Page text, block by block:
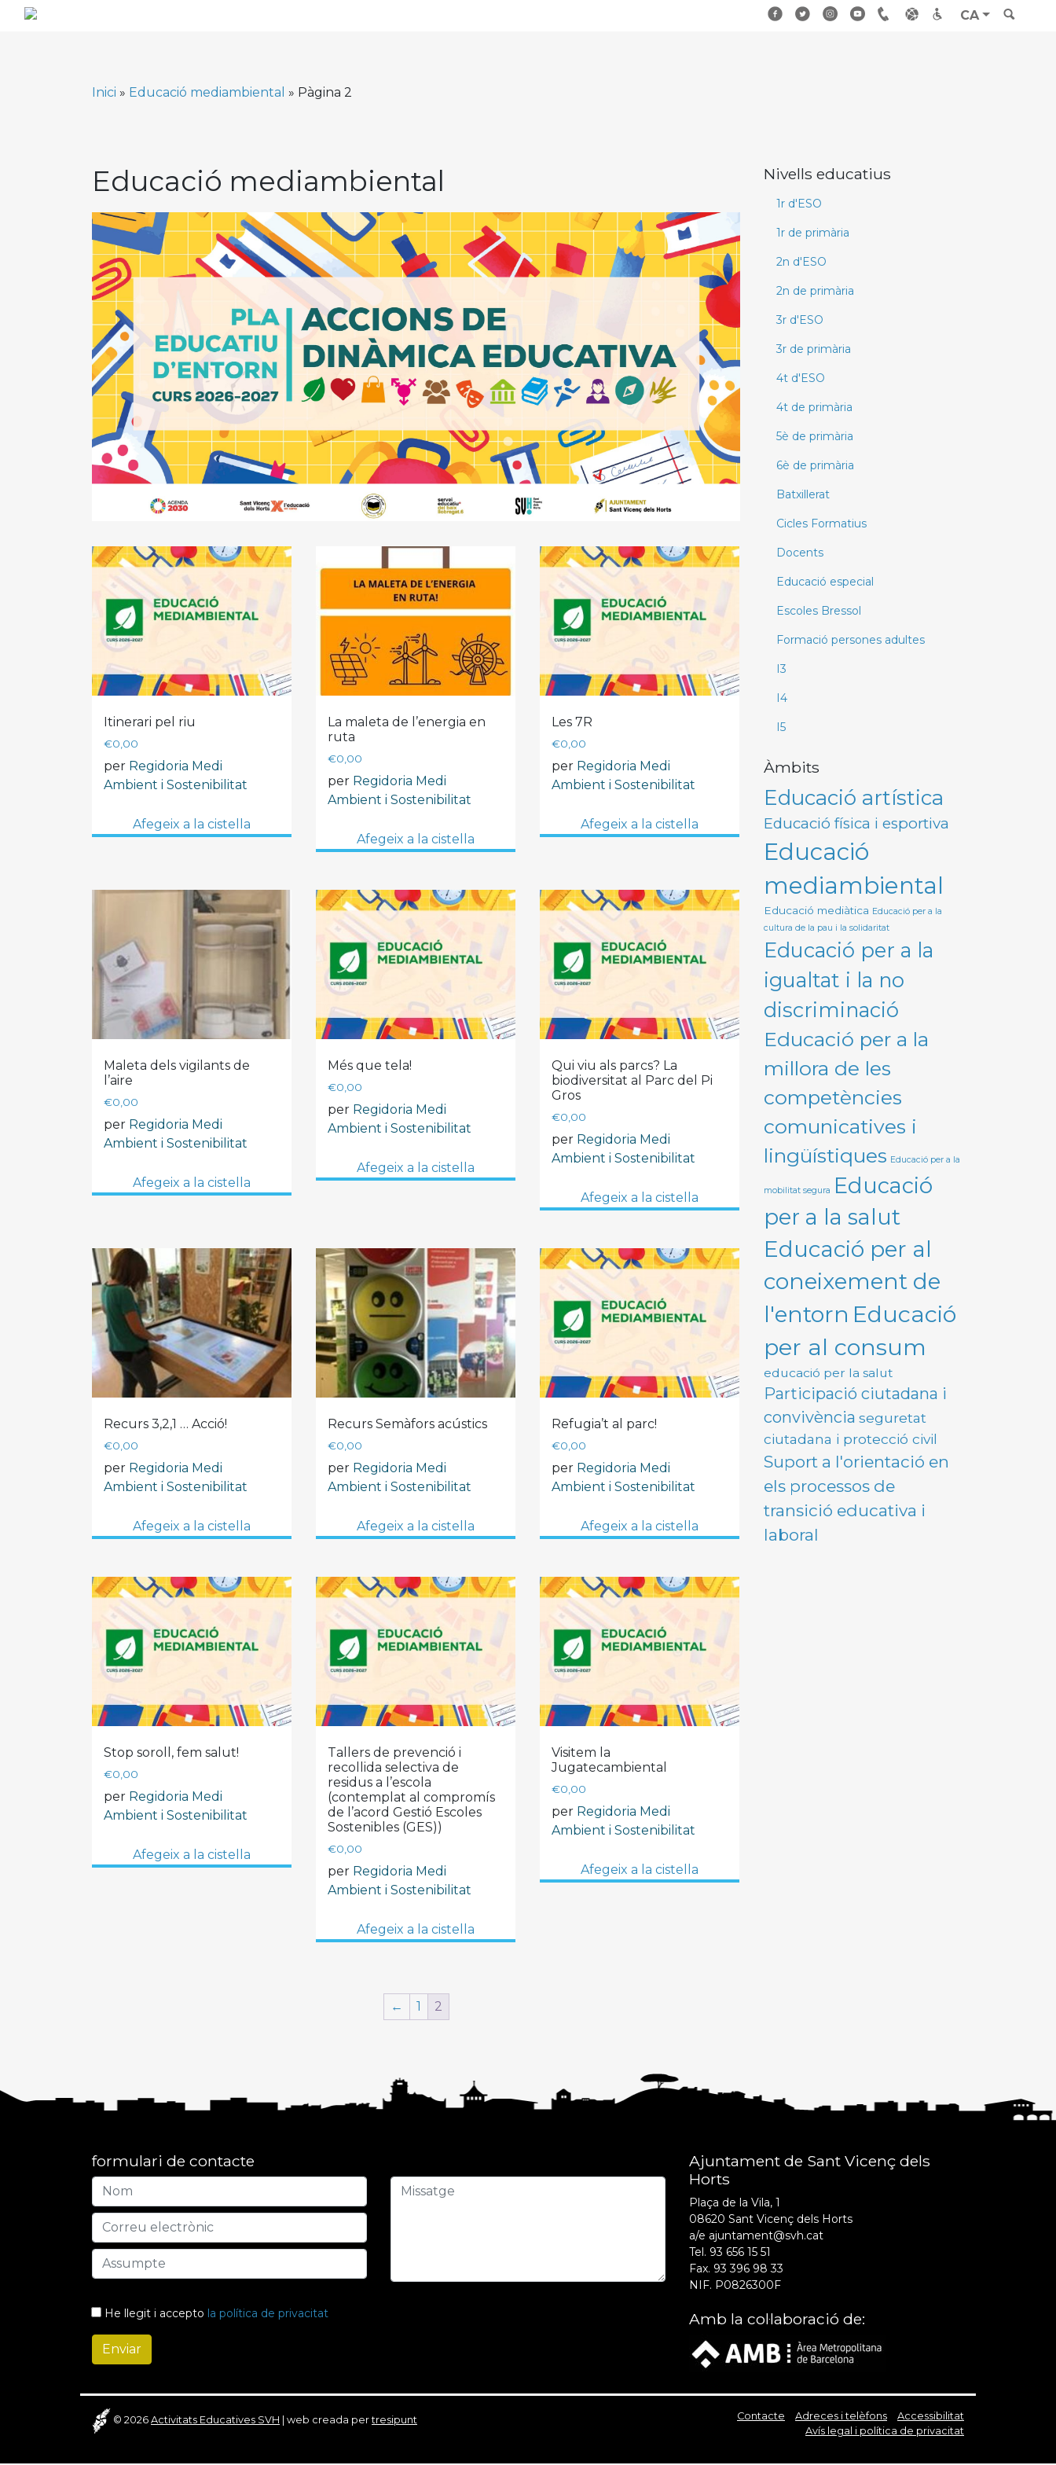
Skip
CA
Inici » Educació mediambiental » Pàgina 2
Educació mediambiental
Itinerari pel riu
€0,00
per Regidoria Medi
Ambient i Sostenibilitat
Afegeix a la cistella
La maleta de l’energia en
ruta
€0,00
per Regidoria Medi
Ambient i Sostenibilitat
Afegeix a la cistella
Les 7R
€0,00
per Regidoria Medi
Ambient i Sostenibilitat
Afegeix a la cistella
Maleta dels vigilants de
l’aire
€0,00
per Regidoria Medi
Ambient i Sostenibilitat
Afegeix a la cistella
Més que tela!
€0,00
per Regidoria Medi
Ambient i Sostenibilitat
Afegeix a la cistella
Qui viu als parcs? La
biodiversitat al Parc del Pi
Gros
€0,00
per Regidoria Medi
Ambient i Sostenibilitat
Afegeix a la cistella
Recurs 3,2,1 … Acció!
€0,00
per Regidoria Medi
Ambient i Sostenibilitat
Afegeix a la cistella
Recurs Semàfors acústics
€0,00
per Regidoria Medi
Ambient i Sostenibilitat
Afegeix a la cistella
Refugia’t al parc!
€0,00
per Regidoria Medi
Ambient i Sostenibilitat
Afegeix a la cistella
Stop soroll, fem salut!
€0,00
per Regidoria Medi
Ambient i Sostenibilitat
Afegeix a la cistella
Tallers de prevenció i
recollida selectiva de
residus a l’escola
(contemplat al compromís
de l’acord Gestió Escoles
Sostenibles (GES))
€0,00
per Regidoria Medi
Ambient i Sostenibilitat
Afegeix a la cistella
Visitem la
Jugatecambiental
€0,00
per Regidoria Medi
Ambient i Sostenibilitat
Afegeix a la cistella
← 1 2
Nivells educatius
1r d'ESO
1r de primària
2n d'ESO
2n de primària
3r d'ESO
3r de primària
4t d'ESO
4t de primària
5è de primària
6è de primària
Batxillerat
Cicles Formatius
Docents
Educació especial
Escoles Bressol
Formació persones adultes
I3
I4
I5
Àmbits
Educació artística
Educació física i esportiva
Educació
mediambiental
Educació mediàtica Educació per a la
cultura de la pau i la solidaritat
Educació per a la
igualtat i la no
discriminació
Educació per a la
millora de les
competències
comunicatives i
lingüístiques Educació per a la
mobilitat segura
Educació
per a la salut
Educació per al
coneixement de
l'entorn Educació
per al consum
educació per la salut
Participació ciutadana i
convivència seguretat
ciutadana i protecció civil
Suport a l'orientació en
els processos de
transició educativa i
laboral
formulari de contacte
He llegit i accepto la política de privacitat
Ajuntament de Sant Vicenç dels
Horts
Plaça de la Vila, 1
08620 Sant Vicenç dels Horts
a/e ajuntament@svh.cat
Tel. 93 656 15 51
Fax. 93 396 98 33
NIF. P0826300F
Amb la col·laboració de:
© 2026 Activitats Educatives SVH web creada pertresipunt Contacte Adreces i telèfons
Accessibilitat
Avís legal i política de privacitat